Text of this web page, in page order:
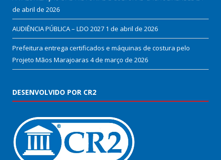
de abril de 2026
AUDIÊNCIA PÚBLICA – LDO 2027 1 de abril de 2026
Prefeitura entrega certificados e máquinas de costura pelo
Projeto Mãos Marajoaras 4 de março de 2026
DESENVOLVIDO POR CR2